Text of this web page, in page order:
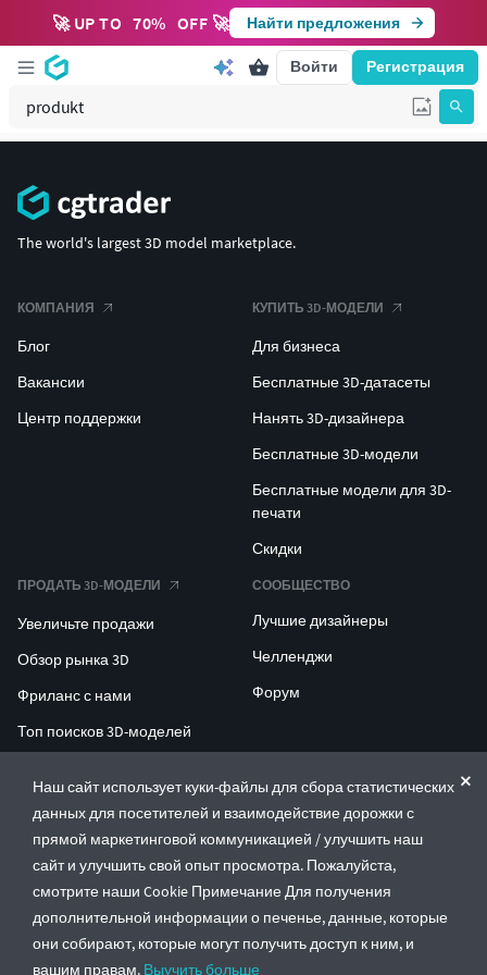
🚀 UP TO 70% OFF 🚀 Найти предложения
Войти Регистрация
Наш сайт использует куки-файлы для сбора статистических
данных для посетителей и взаимодействие дорожки с
прямой маркетинговой коммуникацией / улучшить наш
сайт и улучшить свой опыт просмотра. Пожалуйста,
смотрите наши Cookie Примечание Для получения
дополнительной информации о печенье, данные, которые
они собирают, которые могут получить доступ к ним, и
вашим правам. Выучить больше
The world's largest 3D model marketplace.
КОМПАНИЯ
Блог
Вакансии
Центр поддержки
КУПИТЬ 3D-МОДЕЛИ
Для бизнеса
Бесплатные 3D-датасеты
Нанять 3D-дизайнера
Бесплатные 3D-модели
Бесплатные модели для 3D-
печати
Скидки
ПРОДАТЬ 3D-МОДЕЛИ
Увеличьте продажи
Обзор рынка 3D
Фриланс с нами
Топ поисков 3D-моделей
СООБЩЕСТВО
Лучшие дизайнеры
Челленджи
Форум
ENTERPRISE 3D AT SCALE
© CGTrader 2011-2026
UAB CGTrader, Antakalnio st. 17, Vilnius, Lithuania
Правила и условияПолитика конфиденциальности
🇷🇺 Русский